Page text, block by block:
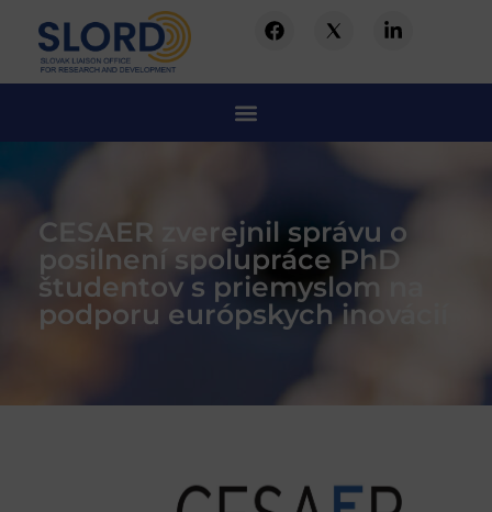
CESAER zverejnil správu o
posilnení spolupráce PhD
študentov s priemyslom na
podporu európskych inovácií